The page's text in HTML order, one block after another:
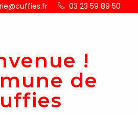
03 23 59 89 50
!
de